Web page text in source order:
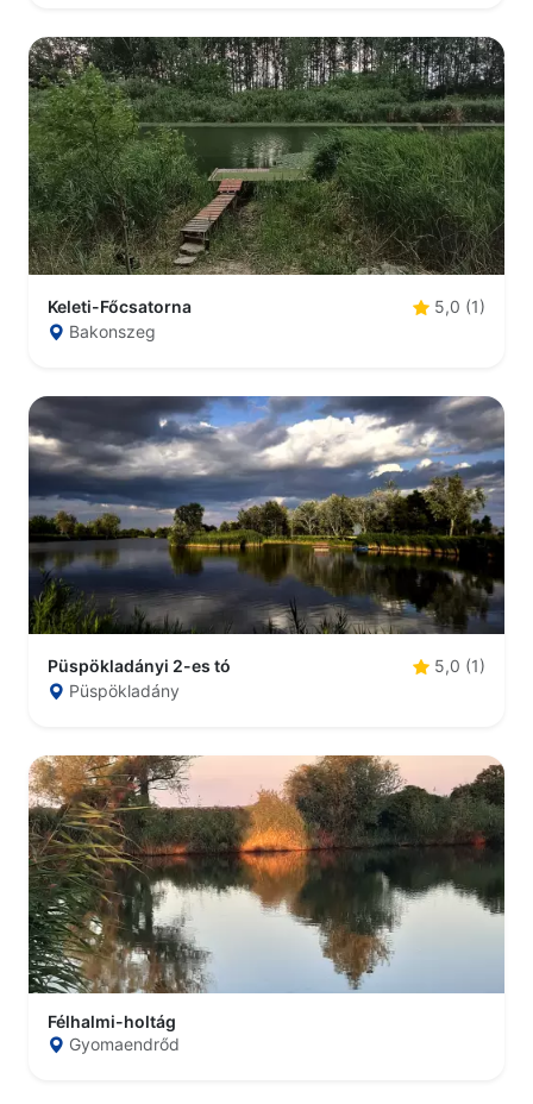
Keleti-Főcsatorna
5,0 (1)
Bakonszeg
Püspökladányi 2-es tó
5,0 (1)
Püspökladány
Félhalmi-holtág
Gyomaendrőd